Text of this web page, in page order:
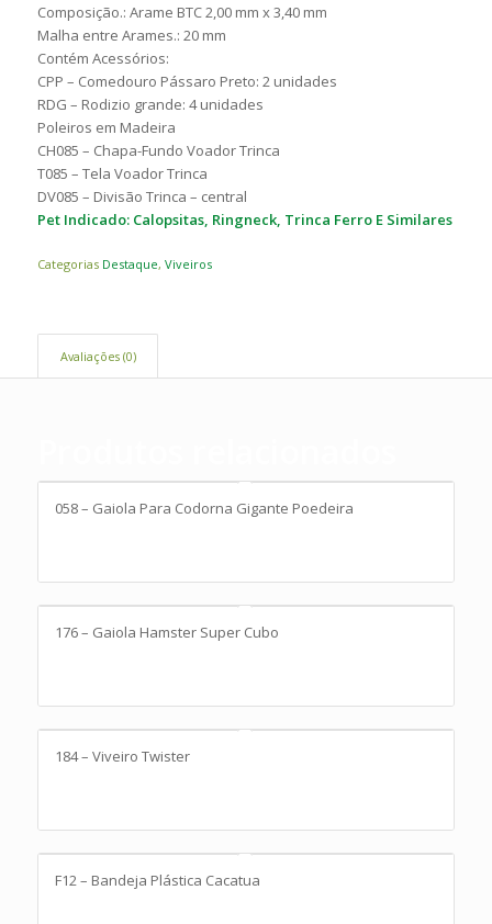
Composição.: Arame BTC 2,00 mm x 3,40 mm
Malha entre Arames.: 20 mm
Contém Acessórios:
CPP – Comedouro Pássaro Preto: 2 unidades
RDG – Rodizio grande: 4 unidades
Poleiros em Madeira
CH085 – Chapa-Fundo Voador Trinca
T085 – Tela Voador Trinca
DV085 – Divisão Trinca – central
Pet Indicado: Calopsitas, Ringneck, Trinca Ferro E Similares
Categorias Destaque, Viveiros
Avaliações (0)
058 – Gaiola Para Codorna Gigante Poedeira
176 – Gaiola Hamster Super Cubo
184 – Viveiro Twister
F12 – Bandeja Plástica Cacatua